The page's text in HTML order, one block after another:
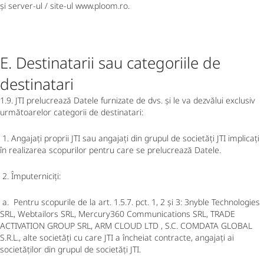
și server-ul / site-ul www.ploom.ro.
E. Destinatarii sau categoriile de
destinatari
1.9. JTI prelucrează Datele furnizate de dvs. și le va dezvălui exclusiv
următoarelor categorii de destinatari:
1. Angajați proprii JTI sau angajați din grupul de societăți JTI implicați
în realizarea scopurilor pentru care se prelucrează Datele.
2. Împuterniciți:
a. Pentru scopurile de la art. 1.5.7. pct. 1, 2 și 3: 3nyble Technologies
SRL, Webtailors SRL, Mercury360 Communications SRL, TRADE
ACTIVATION GROUP SRL, ARM CLOUD LTD , S.C. COMDATA GLOBAL
S.R.L., alte societăți cu care JTI a încheiat contracte, angajați ai
societăților din grupul de societăți JTI.